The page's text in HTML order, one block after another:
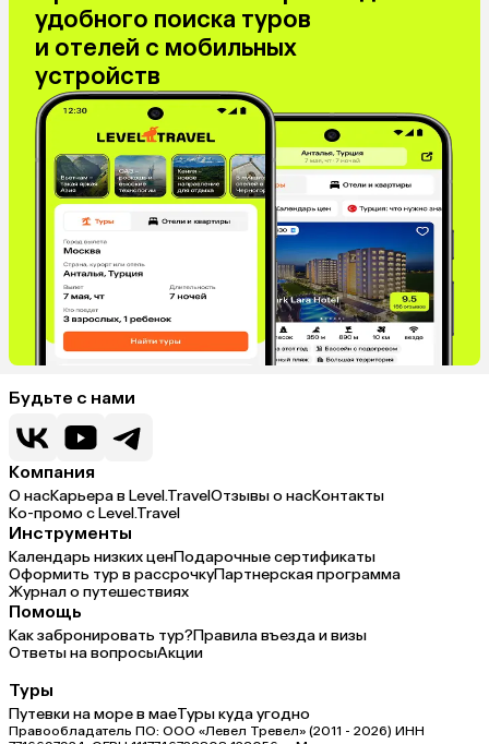
удобного поиска туров
и отелей с мобильных
устройств
Будьте с нами
Компания
О насКарьера в Level.TravelОтзывы о насКонтакты
Ко-промо с Level.Travel
Инструменты
Календарь низких ценПодарочные сертификаты
Оформить тур в рассрочкуПартнерская программа
Журнал о путешествиях
Помощь
Как забронировать тур?Правила въезда и визы
Ответы на вопросыАкции
Туры
Путевки на море в маеТуры куда угодно
Правообладатель ПО: ООО «Левел Тревел» (2011 - 2026) ИНН